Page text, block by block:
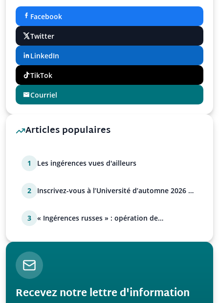
Facebook
Twitter
LinkedIn
TikTok
Courriel
Articles populaires
1 Les ingérences vues d'ailleurs
2
Inscrivez-vous à l’Université d’automne 2026 de
3
« Ingérences russes » : opération de
Recevez notre lettre d'information